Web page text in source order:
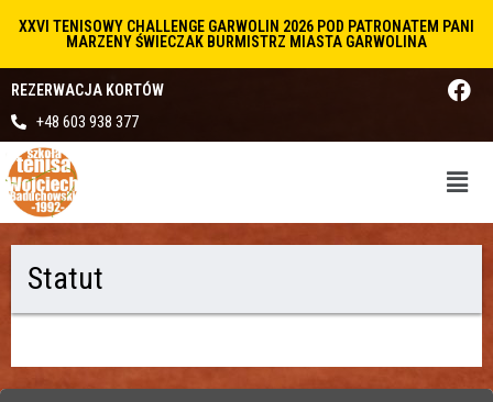
XXVI TENISOWY CHALLENGE GARWOLIN 2026 POD PATRONATEM PANI
MARZENY ŚWIECZAK BURMISTRZ MIASTA GARWOLINA
REZERWACJA KORTÓW
+48 603 938 377
Statut